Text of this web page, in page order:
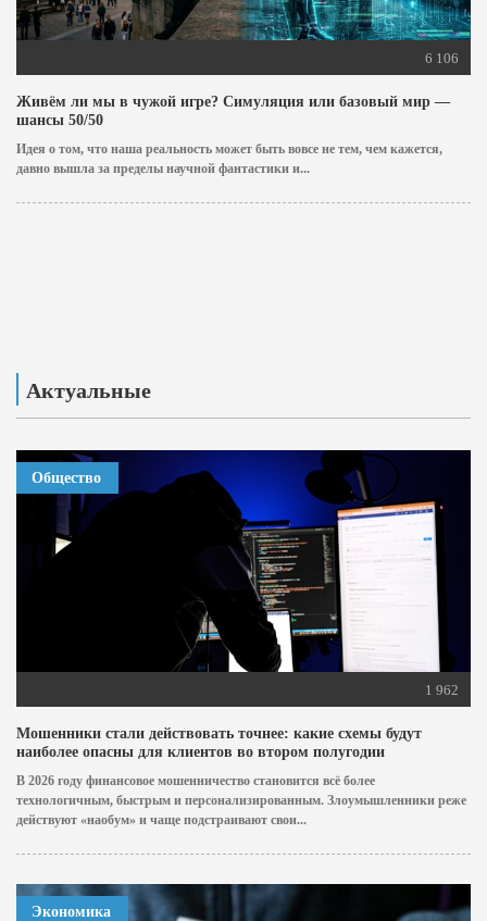
6 106
Живём ли мы в чужой игре? Симуляция или базовый мир —
шансы 50/50
Идея о том, что наша реальность может быть вовсе не тем, чем кажется,
давно вышла за пределы научной фантастики и...
Актуальные
Общество
1 962
Мошенники стали действовать точнее: какие схемы будут
наиболее опасны для клиентов во втором полугодии
В 2026 году финансовое мошенничество становится всё более
технологичным, быстрым и персонализированным. Злоумышленники реже
действуют «наобум» и чаще подстраивают свои...
Экономика